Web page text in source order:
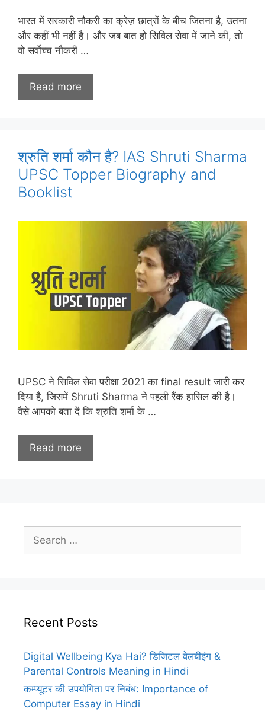
भारत में सरकारी नौकरी का क्रेज़ छात्रों के बीच जितना है, उतना
और कहीं भी नहीं है। और जब बात हो सिविल सेवा में जाने की, तो
वो सर्वोच्च नौकरी …
Read more
श्रुति शर्मा कौन है? IAS Shruti Sharma
UPSC Topper Biography and
Booklist
UPSC ने सिविल सेवा परीक्षा 2021 का final result जारी कर
दिया है, जिसमें Shruti Sharma ने पहली रैंक हासिल की है।
वैसे आपको बता दें कि श्रुति शर्मा के …
Read more
for:
Recent Posts
Digital Wellbeing Kya Hai? डिजिटल वेलबीइंग &
Parental Controls Meaning in Hindi
कम्प्यूटर की उपयोगिता पर निबंध: Importance of
Computer Essay in Hindi